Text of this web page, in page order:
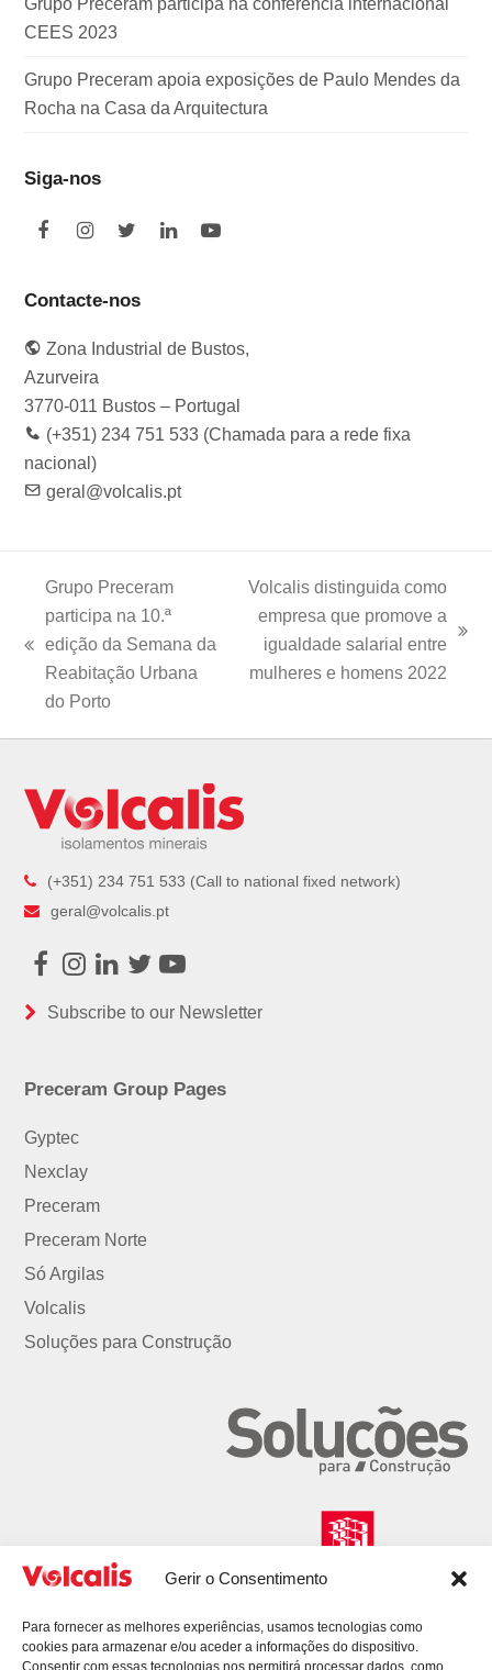
Gerir o Consentimento
Para fornecer as melhores experiências, usamos tecnologias como
cookies para armazenar e/ou aceder a informações do dispositivo.
Consentir com essas tecnologias nos permitirá processar dados, como
CEES 2023
Grupo Preceram apoia exposições de Paulo Mendes da
Rocha na Casa da Arquitectura
Siga-nos
F
e
o
o
k
I
t
g
r
a
m
T
t
e
r
L
d
I
Y
e
Contacte-nos
Zona Industrial de Bustos,
Azurveira
3770-011 Bustos – Portugal
(+351) 234 751 533 (Chamada para a rede fixa
nacional)
geral@volcalis.pt
previous
Grupo Preceram
participa na 10.ª
edição da Semana da
Reabitação Urbana
do Porto
next
post:
Volcalis distinguida como
empresa que promove a
igualdade salarial entre
mulheres e homens 2022
(+351) 234 751 533 (Call to national fixed network)
geral@volcalis.pt
Facebook
Instagram
LinkedIn
TwitterYoutube
Subscribe to our Newsletter
Preceram Group Pages
Gyptec
Nexclay
Preceram
Preceram Norte
Só Argilas
Volcalis
Soluções para Construção